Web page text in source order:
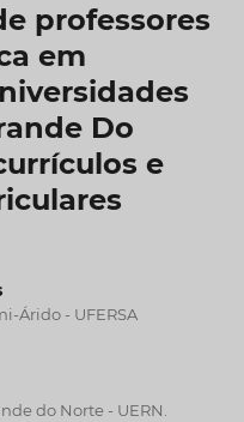
professores
em
Do
e
Árido - UFERSA
do Norte - UERN.